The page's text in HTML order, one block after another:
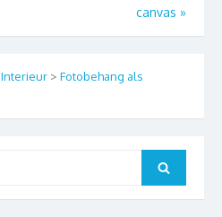
canvas »
Interieur > Fotobehang als
Search